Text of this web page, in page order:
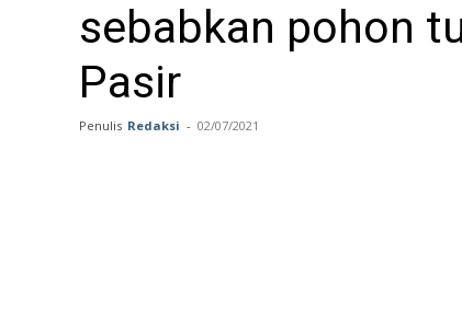
sebabkan pohon
Pasir
Penulis Redaksi - 02/07/2021